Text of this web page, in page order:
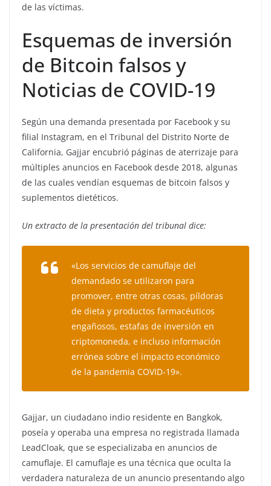
de las víctimas.
Esquemas de inversión
de Bitcoin falsos y
Noticias de COVID-19
Según una demanda presentada por Facebook y su
filial Instagram, en el Tribunal del Distrito Norte de
California, Gajjar encubrió páginas de aterrizaje para
múltiples anuncios en Facebook desde 2018, algunas
de las cuales vendían esquemas de bitcoin falsos y
suplementos dietéticos.
Un extracto de la presentación del tribunal dice:
«Los servicios de camuflaje del
demandado se utilizaron para
promover, entre otras cosas, píldoras
de dieta y productos farmacéuticos
engañosos, estafas de inversión en
criptomoneda, e incluso información
errónea sobre el impacto económico
de la pandemia COVID-19».
Gajjar, un ciudadano indio residente en Bangkok,
poseía y operaba una empresa no registrada llamada
LeadCloak, que se especializaba en anuncios de
camuflaje. El camuflaje es una técnica que oculta la
verdadera naturaleza de un anuncio presentando algo